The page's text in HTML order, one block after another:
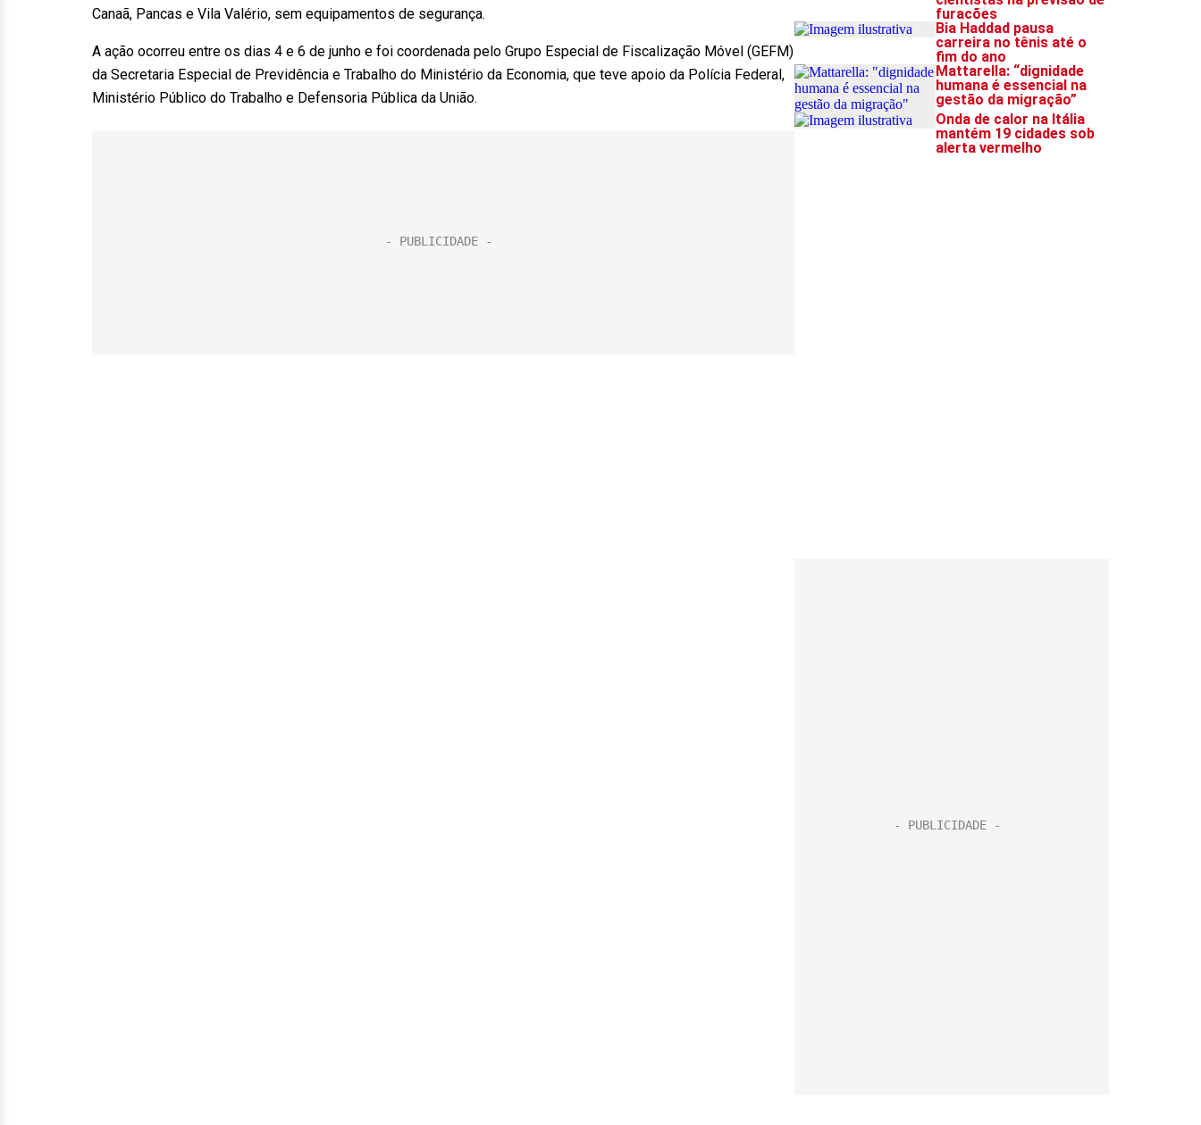
Canaã, Pancas e Vila Valério, sem equipamentos de segurança.
A ação ocorreu entre os dias 4 e 6 de junho e foi coordenada pelo Grupo Especial de Fiscalização Móvel (GEFM)
da Secretaria Especial de Previdência e Trabalho do Ministério da Economia, que teve apoio da Polícia Federal,
Ministério Público do Trabalho e Defensoria Pública da União.